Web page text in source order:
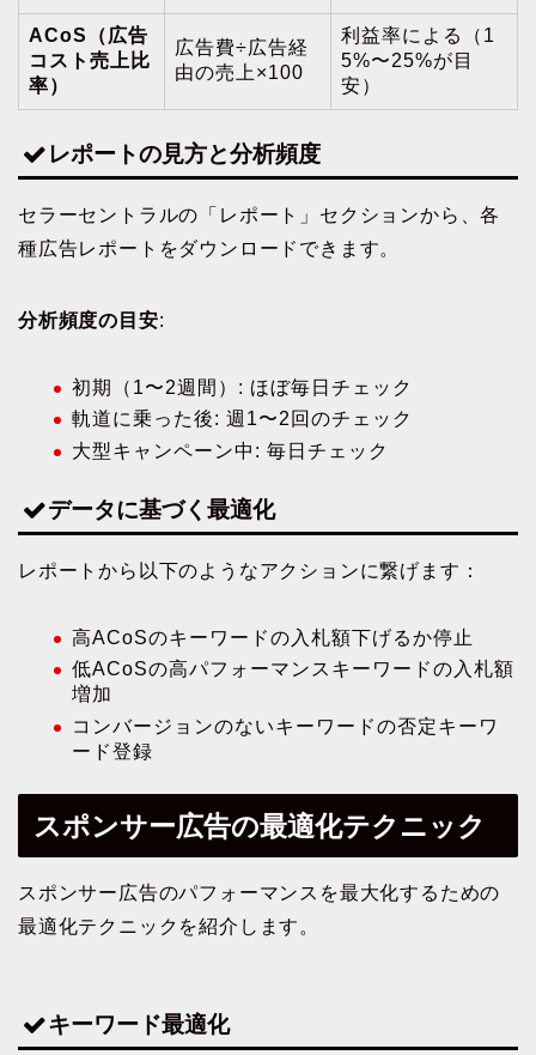
ACoS（広告
コスト売上比
率）
広告費÷広告経
由の売上×100
利益率による（1
5%〜25%が目
安）
レポートの見方と分析頻度
セラーセントラルの「レポート」セクションから、各
種広告レポートをダウンロードできます。
分析頻度の目安:
初期（1〜2週間）: ほぼ毎日チェック
軌道に乗った後: 週1〜2回のチェック
大型キャンペーン中: 毎日チェック
データに基づく最適化
レポートから以下のようなアクションに繋げます：
高ACoSのキーワードの入札額下げるか停止
低ACoSの高パフォーマンスキーワードの入札額
増加
コンバージョンのないキーワードの否定キーワ
ード登録
スポンサー広告の最適化テクニック
スポンサー広告のパフォーマンスを最大化するための
最適化テクニックを紹介します。
キーワード最適化